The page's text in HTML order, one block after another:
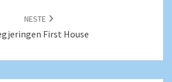
NESTE
First House